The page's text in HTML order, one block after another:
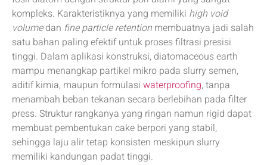
kompleks. Karakteristiknya yang memiliki high void
volumedan fine particle retention membuatnya jadi salah
satu bahan paling efektif untuk proses filtrasi presisi
tinggi. Dalam aplikasi konstruksi, diatomaceous earth
mampu menangkap partikel mikro pada slurry semen,
aditif kimia, maupun formulasi waterproofing, tanpa
menambah beban tekanan secara berlebihan pada filter
press. Struktur rangkanya yang ringan namun rigid dapat
membuat pembentukan cake berpori yang stabil,
sehingga laju alir tetap konsisten meskipun slurry
memiliki kandungan padat tinggi.